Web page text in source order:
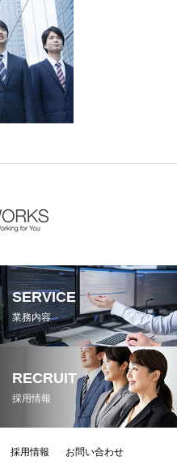
SERVICE
業務内容
RECRUIT
採用情報
採用情報 お問い合わせ